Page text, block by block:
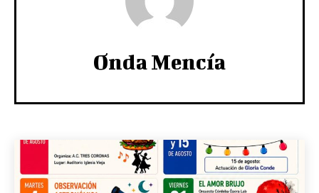
Onda Mencía